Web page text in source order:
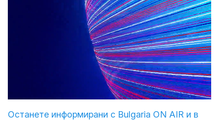
Останете информирани с Bulgaria ON AIR и в